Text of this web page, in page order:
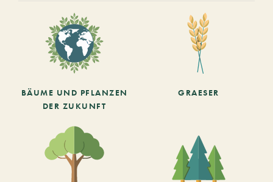
BÄUME UND PFLANZEN
DER ZUKUNFT
GRAESER